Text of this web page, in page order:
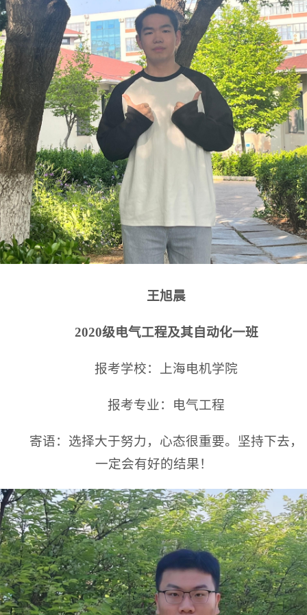
王旭晨
2020级电气工程及其自动化一班
报考学校：上海电机学院
报考专业：电气工程
寄语：选择大于努力，心态很重要。坚持下去，
一定会有好的结果！